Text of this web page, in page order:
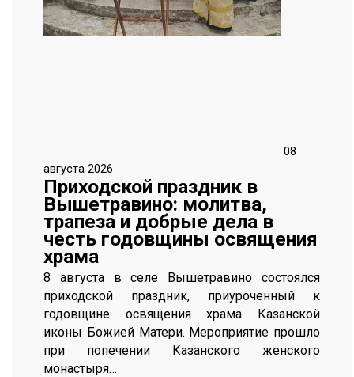
08
августа 2026
Приходской праздник в
Вышетравино: молитва,
трапеза и добрые дела в
честь годовщины освящения
храма
8 августа в селе Вышетравино состоялся
приходской праздник, приуроченный к
годовщине освящения храма Казанской
иконы Божией Матери. Мероприятие прошло
при попечении Казанского женского
монастыря…